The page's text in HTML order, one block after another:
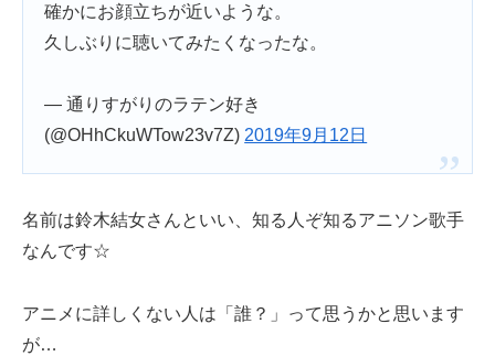
確かにお顔立ちが近いような。
久しぶりに聴いてみたくなったな。
— 通りすがりのラテン好き
(@OHhCkuWTow23v7Z)2019年9月12日
名前は鈴木結女さんといい、知る人ぞ知るアニソン歌手
なんです☆
アニメに詳しくない人は「誰？」って思うかと思います
が…